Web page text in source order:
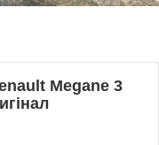
Megane 3